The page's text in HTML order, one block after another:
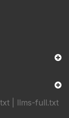
llms-full.txt